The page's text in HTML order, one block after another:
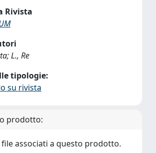
Rivista
L., Re
tipologie:
su rivista
prodotto:
associati a questo prodotto.